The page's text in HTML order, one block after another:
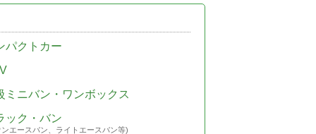
パクトカー
ミニバン・ワンボックス
ック・バン
エースバン、ライトエースバン等)